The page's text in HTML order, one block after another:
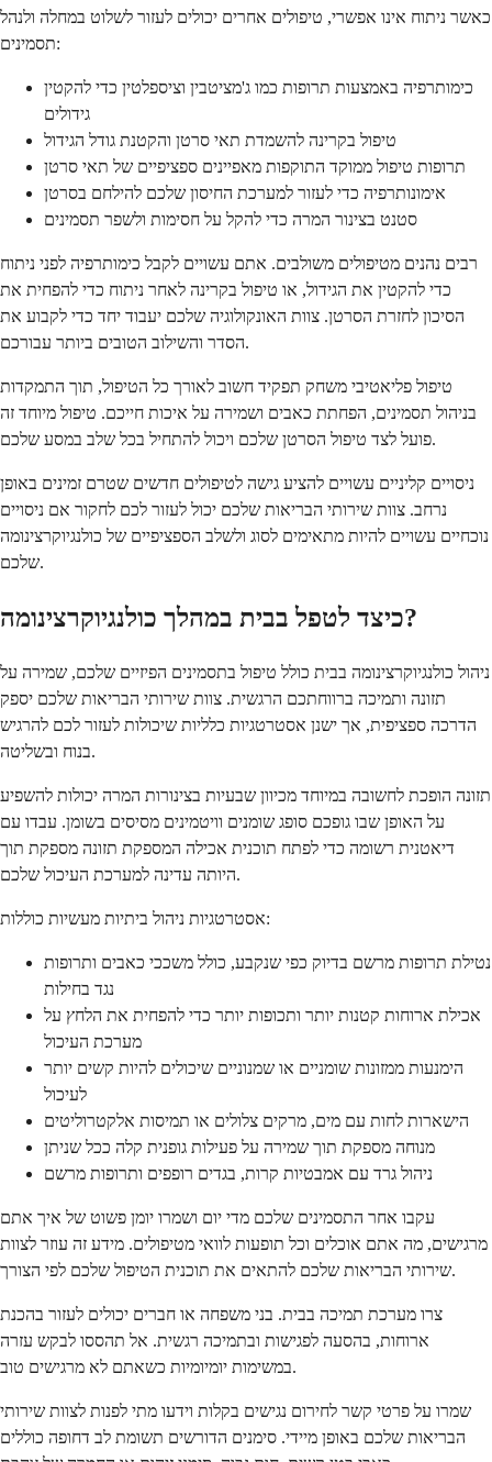
כאשר ניתוח אינו אפשרי, טיפולים אחרים יכולים לעזור לשלוט במחלה ולנהל
תסמינים:
כימותרפיה באמצעות תרופות כמו ג'מציטבין וציספלטין כדי להקטין
גידולים
טיפול בקרינה להשמדת תאי סרטן והקטנת גודל הגידול
תרופות טיפול ממוקד התוקפות מאפיינים ספציפיים של תאי סרטן
אימונותרפיה כדי לעזור למערכת החיסון שלכם להילחם בסרטן
סטנט בצינור המרה כדי להקל על חסימות ולשפר תסמינים
רבים נהנים מטיפולים משולבים. אתם עשויים לקבל כימותרפיה לפני ניתוח
כדי להקטין את הגידול, או טיפול בקרינה לאחר ניתוח כדי להפחית את
הסיכון לחזרת הסרטן. צוות האונקולוגיה שלכם יעבוד יחד כדי לקבוע את
הסדר והשילוב הטובים ביותר עבורכם.
טיפול פליאטיבי משחק תפקיד חשוב לאורך כל הטיפול, תוך התמקדות
בניהול תסמינים, הפחתת כאבים ושמירה על איכות חייכם. טיפול מיוחד זה
פועל לצד טיפול הסרטן שלכם ויכול להתחיל בכל שלב במסע שלכם.
ניסויים קליניים עשויים להציע גישה לטיפולים חדשים שטרם זמינים באופן
נרחב. צוות שירותי הבריאות שלכם יכול לעזור לכם לחקור אם ניסויים
נוכחיים עשויים להיות מתאימים לסוג ולשלב הספציפיים של כולנגיוקרצינומה
שלכם.
כיצד לטפל בבית במהלך כולנגיוקרצינומה?
ניהול כולנגיוקרצינומה בבית כולל טיפול בתסמינים הפיזיים שלכם, שמירה על
תזונה ותמיכה ברווחתכם הרגשית. צוות שירותי הבריאות שלכם יספק
הדרכה ספציפית, אך ישנן אסטרטגיות כלליות שיכולות לעזור לכם להרגיש
בנוח ובשליטה.
תזונה הופכת לחשובה במיוחד מכיוון שבעיות בצינורות המרה יכולות להשפיע
על האופן שבו גופכם סופג שומנים וויטמינים מסיסים בשומן. עבדו עם
דיאטנית רשומה כדי לפתח תוכנית אכילה המספקת תזונה מספקת תוך
היותה עדינה למערכת העיכול שלכם.
אסטרטגיות ניהול ביתיות מעשיות כוללות:
נטילת תרופות מרשם בדיוק כפי שנקבע, כולל משככי כאבים ותרופות
נגד בחילות
אכילת ארוחות קטנות יותר ותכופות יותר כדי להפחית את הלחץ על
מערכת העיכול
הימנעות ממזונות שומניים או שמנוניים שיכולים להיות קשים יותר
לעיכול
הישארות לחות עם מים, מרקים צלולים או תמיסות אלקטרוליטים
מנוחה מספקת תוך שמירה על פעילות גופנית קלה ככל שניתן
ניהול גרד עם אמבטיות קרות, בגדים רופפים ותרופות מרשם
עקבו אחר התסמינים שלכם מדי יום ושמרו יומן פשוט של איך אתם
מרגישים, מה אתם אוכלים וכל תופעות לוואי מטיפולים. מידע זה עוזר לצוות
שירותי הבריאות שלכם להתאים את תוכנית הטיפול שלכם לפי הצורך.
צרו מערכת תמיכה בבית. בני משפחה או חברים יכולים לעזור בהכנת
ארוחות, בהסעה לפגישות ובתמיכה רגשית. אל תהססו לבקש עזרה
במשימות יומיומיות כשאתם לא מרגישים טוב.
שמרו על פרטי קשר לחירום נגישים בקלות וידעו מתי לפנות לצוות שירותי
הבריאות שלכם באופן מיידי. סימנים הדורשים תשומת לב דחופה כוללים